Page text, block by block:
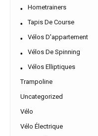
Hometrainers
Tapis De Course
Vélos D'appartement
Vélos De Spinning
Vélos Elliptiques
Trampoline
Uncategorized
Vélo
Vélo Électrique